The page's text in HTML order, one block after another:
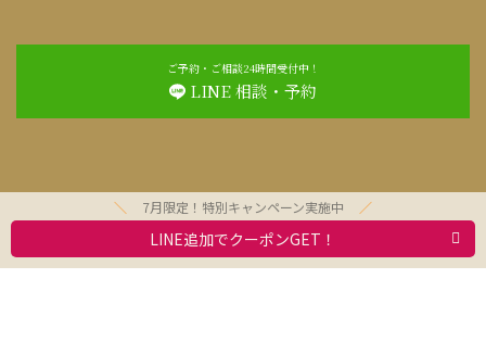
ご予約・ご相談24時間受付中！
LINE 相談・予約
7月限定！特別キャンペーン実施中
LINE追加でクーポンGET！